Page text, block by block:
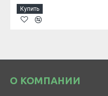
Купить
О КОМПАНИИ